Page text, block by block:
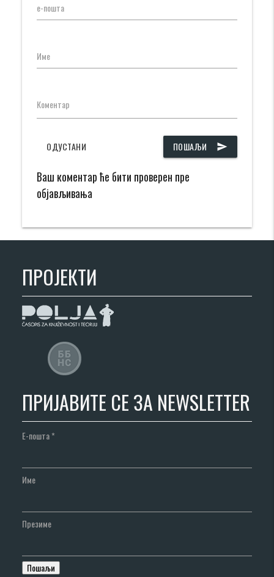
е-пошта
Име
Коментар
ПОШАЉИ send
ОДУСТАНИ
Ваш коментар ће бити проверен пре
објављивања
ПРОЈЕКТИ
ПРИЈАВИТЕ СЕ ЗА NEWSLETTER
Е-пошта*
Име
Презиме